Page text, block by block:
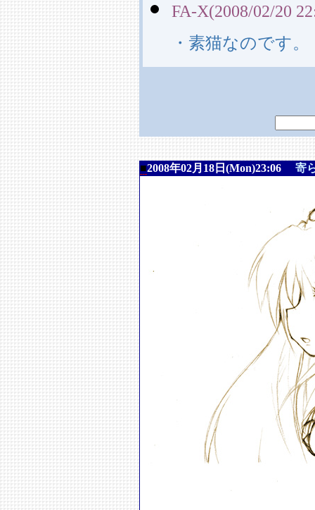
FA-X(2008/02/20
・素猫なのです
■2008年02月18日(Mon)23:06 寄